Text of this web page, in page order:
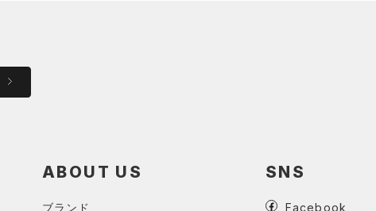
ABOUT US
ブランド
SNS
Facebook